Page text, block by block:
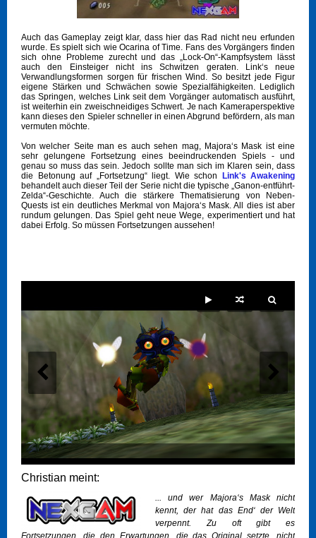
Auch das Gameplay zeigt klar, dass hier das Rad nicht neu erfunden
wurde. Es spielt sich wie Ocarina of Time. Fans des Vorgängers finden
sich ohne Probleme zurecht und das „Lock-On“-Kampfsystem lässt
auch den Einsteiger nicht ins Schwitzen geraten. Link‘s neue
Verwandlungsformen sorgen für frischen Wind. So besitzt jede Figur
eigene Stärken und Schwächen sowie Spezialfähigkeiten. Lediglich
das Springen, welches Link seit dem Vorgänger automatisch ausführt,
ist weiterhin ein zweischneidiges Schwert. Je nach Kameraperspektive
kann dieses den Spieler schneller in einen Abgrund befördern, als man
vermuten möchte.
Von welcher Seite man es auch sehen mag, Majora‘s Mask ist eine
sehr gelungene Fortsetzung eines beeindruckenden Spiels - und
genau so muss das sein. Jedoch sollte man sich im Klaren sein, dass
die Betonung auf „Fortsetzung“ liegt. Wie schon
Link's Awakening
behandelt auch dieser Teil der Serie nicht die typische „Ganon-entführt-
Zelda“-Geschichte. Auch die stärkere Thematisierung von Neben-
Quests ist ein deutliches Merkmal von Majora‘s Mask. All dies ist aber
rundum gelungen. Das Spiel geht neue Wege, experimentiert und hat
dabei Erfolg. So müssen Fortsetzungen aussehen!
Christian meint:
... und wer Majora‘s Mask nicht
kennt, der hat das End‘ der Welt
verpennt. Zu oft gibt es